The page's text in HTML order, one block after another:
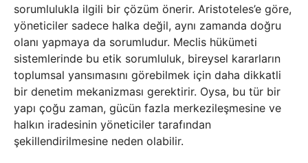
sorumlulukla ilgili bir çözüm önerir. Aristoteles’e göre,
yöneticiler sadece halka değil, aynı zamanda doğru
olanı yapmaya da sorumludur. Meclis hükümeti
sistemlerinde bu etik sorumluluk, bireysel kararların
toplumsal yansımasını görebilmek için daha dikkatli
bir denetim mekanizması gerektirir. Oysa, bu tür bir
yapı çoğu zaman, gücün fazla merkezileşmesine ve
halkın iradesinin yöneticiler tarafından
şekillendirilmesine neden olabilir.